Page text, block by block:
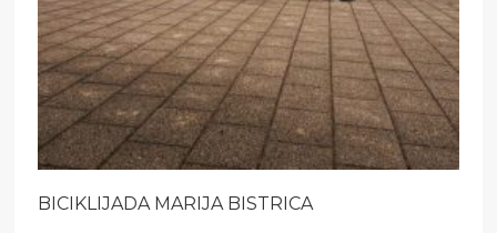
BICIKLIJADA MARIJA BISTRICA